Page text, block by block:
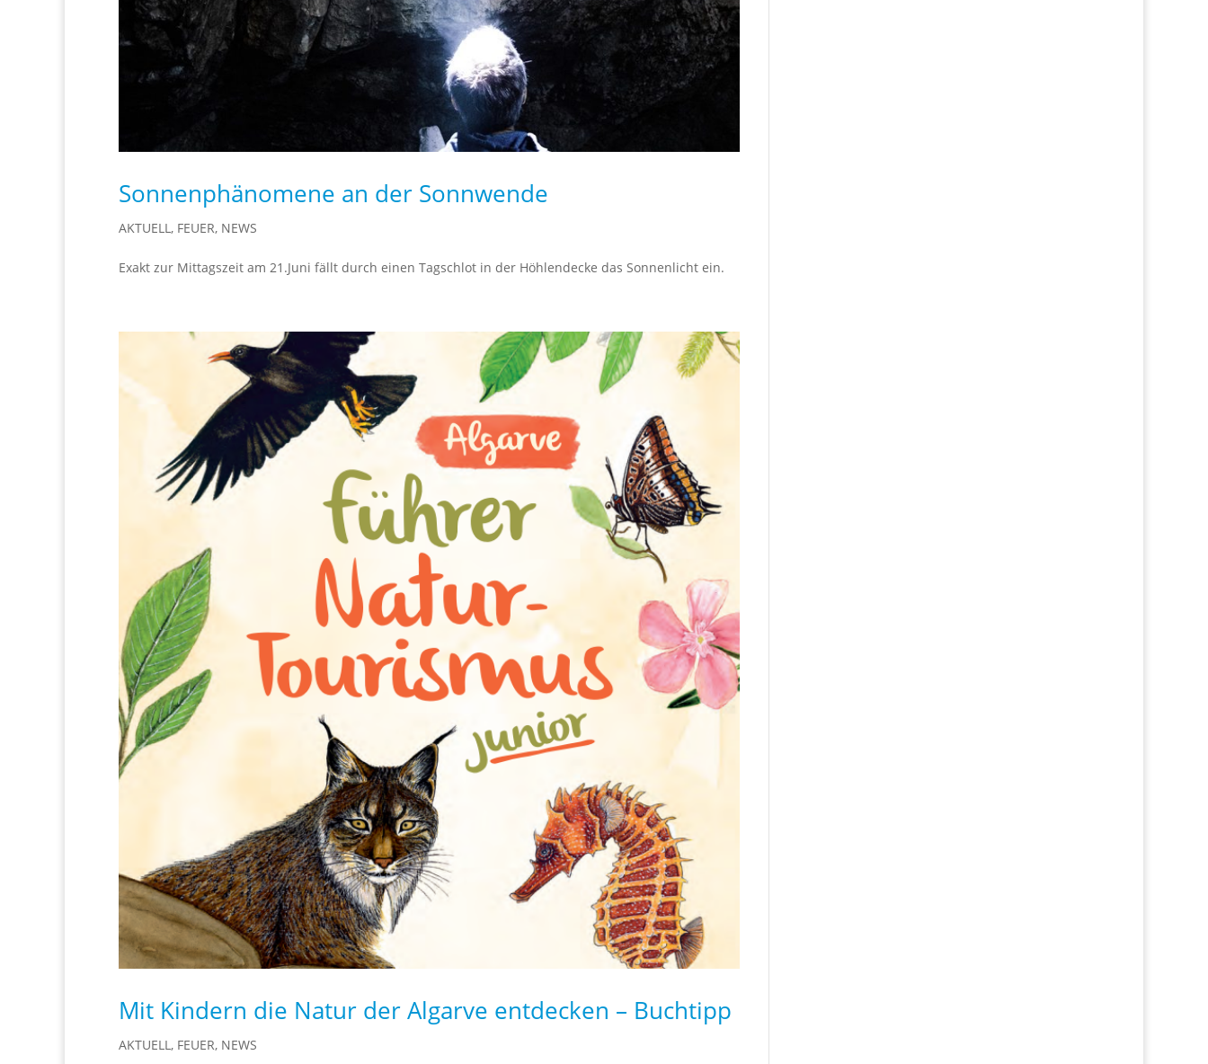
Sonnenphänomene an der Sonnwende
AKTUELL, FEUER, NEWS
Exakt zur Mittagszeit am 21.Juni fällt durch einen Tagschlot in der Höhlendecke das Sonnenlicht ein.
Mit Kindern die Natur der Algarve entdecken – Buchtipp
AKTUELL, FEUER, NEWS